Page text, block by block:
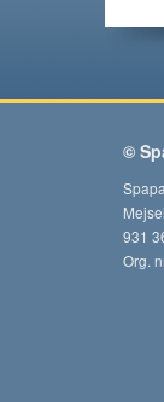
©
931
Org.